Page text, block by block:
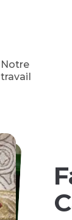
Notre
travail